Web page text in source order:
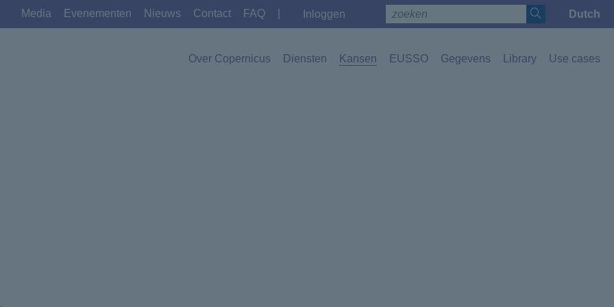
Media Evenementen Nieuws Contact FAQ Inloggen
Dutch
Toggle
Over Copernicus Diensten Kansen EUSSO Gegevens Library Use cases